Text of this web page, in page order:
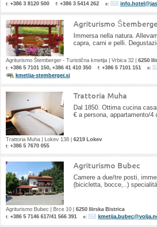
t: +386 3 8120 500 f: +386 3 5414 262 e:
Agriturismo
Immersa nella natura.
capra, carni e pelli.
Agriturismo Štemberger - Turistična kmetija Vrbica 32 6250
t: +386 5 7101 150, +386 41 410 350 f: +386 5 7101 151 e:
kmetija-stemberger.si
Trattoria Muha
Dal 1850. Ottima cucina
€ a persona, appartamento/4
Trattoria Muha Lokev 138 6219 Lokev
t: +386 5 7670 055
Agriturismo Bubec
Camere a due/tre posti,
(bicicletta, bocce,..)
Agriturismo Bubec Brce 10 6250 Ilirska Bistrica
t: +386 5 7146 617/41 566 391 e: